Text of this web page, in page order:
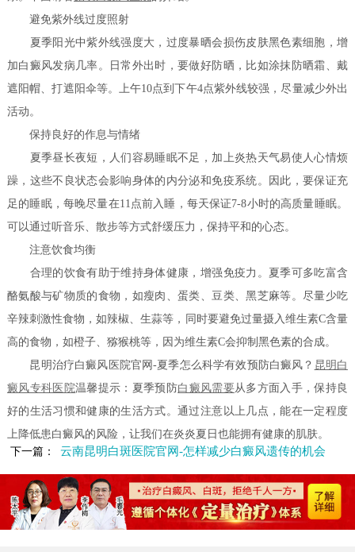
避免紫外线过度照射
夏季阳光中紫外线强度大，过度暴晒会损伤皮肤黑色素细胞，增
加白癜风发病几率。日常外出时，要做好防晒，比如涂抹防晒霜、戴
遮阳帽、打遮阳伞等。上午10点到下午4点紫外线较强，尽量减少外出
活动。
保持良好的作息与情绪
夏季昼长夜短，人们容易睡眠不足，加上炎热天气易使人心情烦
躁，这些不良状态会影响身体的内分泌和免疫系统。因此，要保证充
足的睡眠，每晚尽量在11点前入睡，每天保证7-8小时的高质量睡眠。
可以通过听音乐、散步等方式舒缓压力，保持平和的心态。
注意饮食均衡
合理的饮食有助于维持身体健康，增强免疫力。夏季可多吃富含
酪氨酸与矿物质的食物，如瘦肉、蛋类、豆类、黑芝麻等。尽量少吃
辛辣刺激性食物，如辣椒、生蒜等，同时要避免过量摄入维生素C含量
高的食物，如橙子、猕猴桃等，因为维生素C会抑制黑色素的合成。
昆明治疗白癜风医院官网-夏季怎么科学有效预防白癜风？ 昆明白
癜风专科医院温馨提示：夏季预防白癜风需要从多方面入手，保持良
好的生活习惯和健康的生活方式。通过注意以上几点，能在一定程度
上降低患白癜风的风险，让我们在炎炎夏日也能拥有健康的肌肤。
下一篇：
云南昆明白斑医院官网-怎样减少白癜风遗传的机会